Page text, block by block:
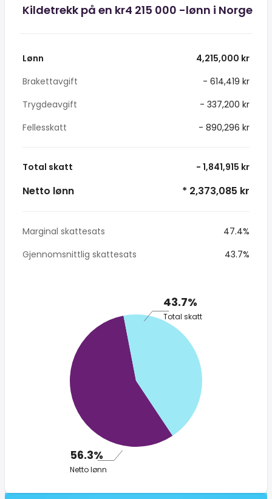
Kildetrekk på en kr4 215 000 -lønn i Norge
Lønn
4,215,000 kr
Brakettavgift
- 614,419 kr
Trygdeavgift
- 337,200 kr
Fellesskatt
- 890,296 kr
Total skatt - 1,841,915 kr
Netto lønn * 2,373,085 kr
Marginal skattesats
47.4%
Gjennomsnittlig skattesats
43.7%
43.7%
Total skatt
56.3%
Netto lønn